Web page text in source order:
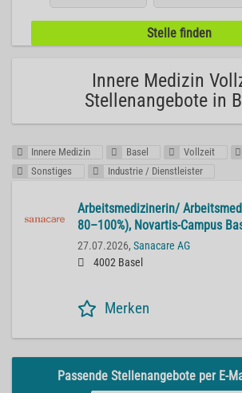
Innere Medizin
Stellenangebote in
Innere Medizin Basel Vollzeit
Sonstiges
Industrie / Dienstleister
Ar­beits­me­di­zi­ne­rin/
80–100%), No­var­tis-Cam­pus
27.07.2026, Sanacare AG
4002 Basel
Merken
Passende Stellenangebote per E-